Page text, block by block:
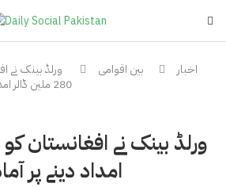
اخبار بین اقوامی
ورلڈ بینک نے
280 ملین ڈالر امداد دینے پر آمادگی ظاہر کردی
امداد دینے پر